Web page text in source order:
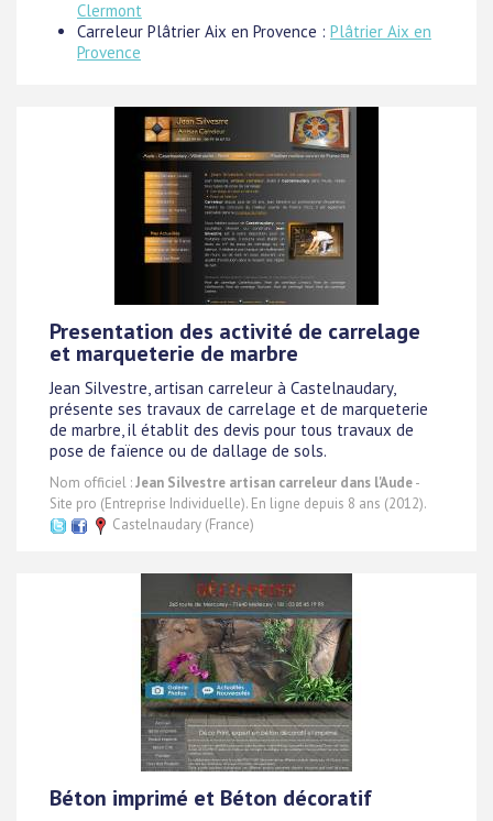
Clermont
Carreleur Plâtrier Aix en Provence : Plâtrier Aix en
Provence
Presentation des activité de carrelage
et marqueterie de marbre
Jean Silvestre, artisan carreleur à Castelnaudary,
présente ses travaux de carrelage et de marqueterie
de marbre, il établit des devis pour tous travaux de
pose de faïence ou de dallage de sols.
Nom officiel :Jean Silvestre artisan carreleur dans l'Aude-
Site pro (Entreprise Individuelle). En ligne depuis 8 ans (2012).
Castelnaudary (France)
Béton imprimé et Béton décoratif